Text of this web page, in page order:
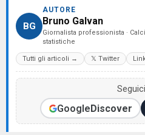
BG
AUTORE
Bruno Galvan
Giornalista professionista ·
statistiche
Tutti gli articoli → 𝕏 Twitter
GoogleDiscover